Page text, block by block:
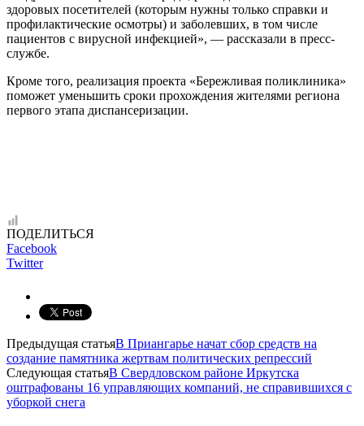
здоровых посетителей (которым нужны только справки и
профилактические осмотры) и заболевших, в том числе
пациентов с вирусной инфекцией», — рассказали в пресс-
службе.
Кроме того, реализация проекта «Бережливая поликлиника»
поможет уменьшить сроки прохождения жителями региона
первого этапа диспансеризации.
ПОДЕЛИТЬСЯ
Facebook
Twitter
Предыдущая статьяВ Приангарье начат сбор средств на
создание памятника жертвам политических репрессий
Следующая статьяВ Свердловском районе Иркутска
оштрафованы 16 управляющих компаний, не справившихся с
уборкой снега